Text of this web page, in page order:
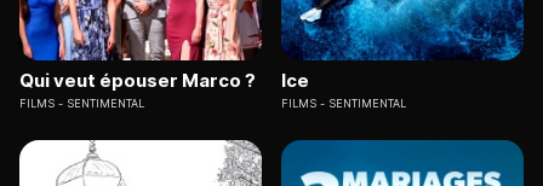
Qui veut épouser Marco ?
FILMS SENTIMENTAL
Ice
FILMS SENTIMENTAL